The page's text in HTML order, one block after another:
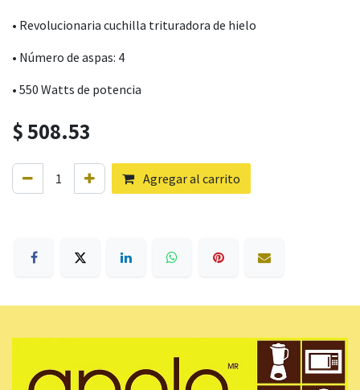
• Revolucionaria cuchilla trituradora de hielo
• Número de aspas: 4
• 550 Watts de potencia
$508.53
Agregar al carrito